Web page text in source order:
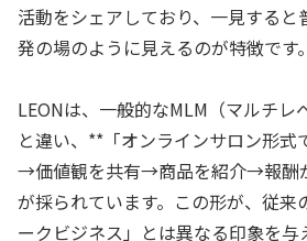
活動をシェアしており、一見する
発の場のように見えるのが特徴です。
LEONは、一般的なMLM（マルチレ
と違い、**「オンラインサロン形式
→価値観を共有→商品を紹介→報酬
が採られています。この形が、従来
ークビジネス」とは異なる印象を